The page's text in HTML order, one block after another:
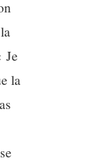
Je
la